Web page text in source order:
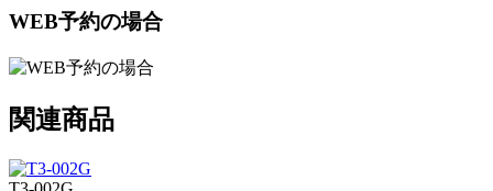
WEB予約の場合
関連商品